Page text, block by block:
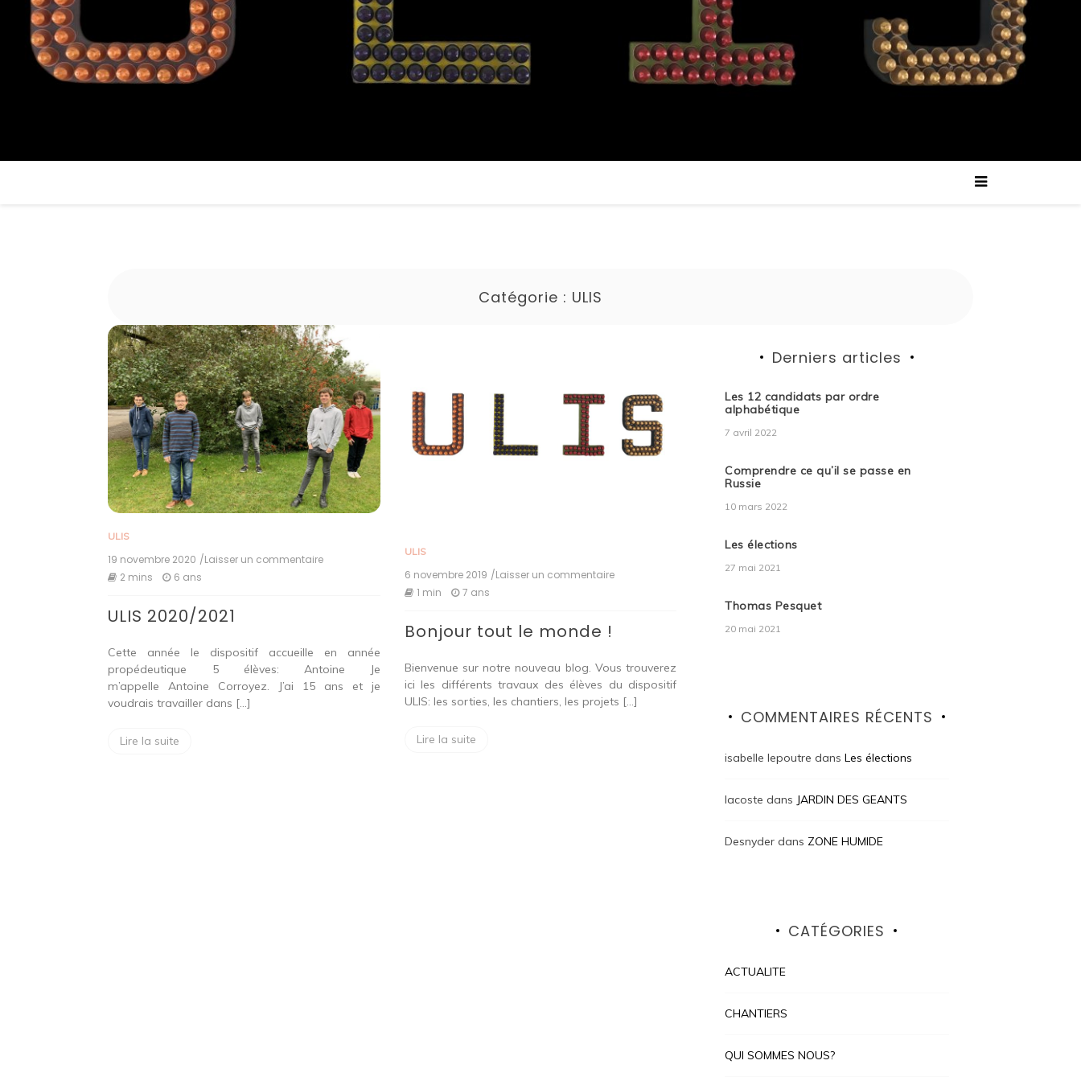
Catégorie : ULIS
ULIS
19 novembre 2020 /Laisser un commentaire
2 mins 6 ans
ULIS 2020/2021
Cette année le dispositif accueille en année
propédeutique 5 élèves: Antoine Je
m’appelle Antoine Corroyez. J’ai 15 ans et je
voudrais travailler dans […]
Lire la suite
ULIS
6 novembre 2019 /Laisser un commentaireon
1 min 7 ans
Bonjour tout le monde !
Bienvenue sur notre nouveau blog. Vous trouverez
ici les différents travaux des élèves du dispositif
ULIS: les sorties, les chantiers, les projets […]
Lire la suite
Derniers articles
Les 12 candidats par ordre
alphabétique
7 avril 2022
Comprendre ce qu’il se passe en
Russie
10 mars 2022
Les élections
27 mai 2021
Thomas Pesquet
20 mai 2021
COMMENTAIRES RÉCENTS
isabelle lepoutre dansLes élections
lacoste dans JARDIN DES GEANTS
Desnyder dans ZONE HUMIDE
CATÉGORIES
ACTUALITE
CHANTIERS
QUI SOMMES NOUS?